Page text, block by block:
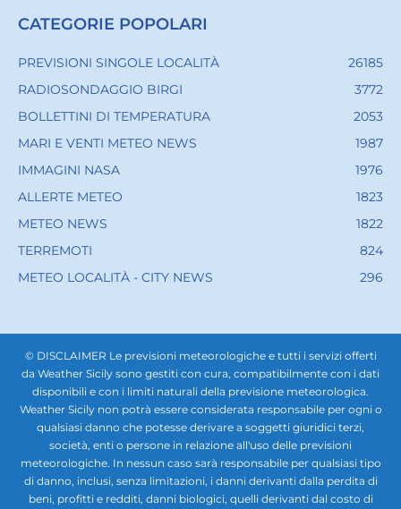
CATEGORIE POPOLARI
PREVISIONI SINGOLE LOCALITÀ
26185
RADIOSONDAGGIO BIRGI
3772
BOLLETTINI DI TEMPERATURA
2053
MARI E VENTI METEO NEWS
1987
IMMAGINI NASA
1976
ALLERTE METEO
1823
METEO NEWS
1822
TERREMOTI
824
METEO LOCALITÀ - CITY NEWS
296
© DISCLAIMER Le previsioni meteorologiche e tutti i servizi offerti
da Weather Sicily sono gestiti con cura, compatibilmente con i dati
disponibili e con i limiti naturali della previsione meteorologica.
Weather Sicily non potrà essere considerata responsabile per ogni o
qualsiasi danno che potesse derivare a soggetti giuridici terzi,
società, enti o persone in relazione all'uso delle previsioni
meteorologiche. In nessun caso sarà responsabile per qualsiasi tipo
di danno, inclusi, senza limitazioni, i danni derivanti dalla perdita di
beni, profitti e redditi, danni biologici, quelli derivanti dal costo di